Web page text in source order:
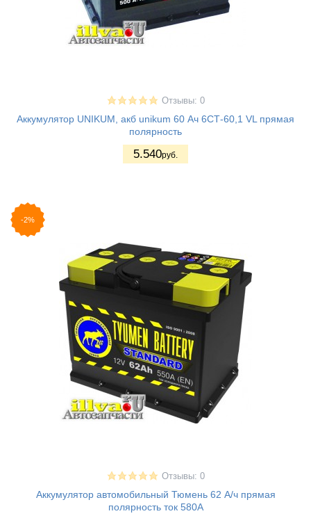
Отзывы: 0
Аккумулятор UNIKUM, акб unikum 60 Ач 6СТ-60,1 VL прямая
полярность
5.540руб.
-2%
Отзывы: 0
Аккумулятор автомобильный Тюмень 62 А/ч прямая
полярность ток 580A